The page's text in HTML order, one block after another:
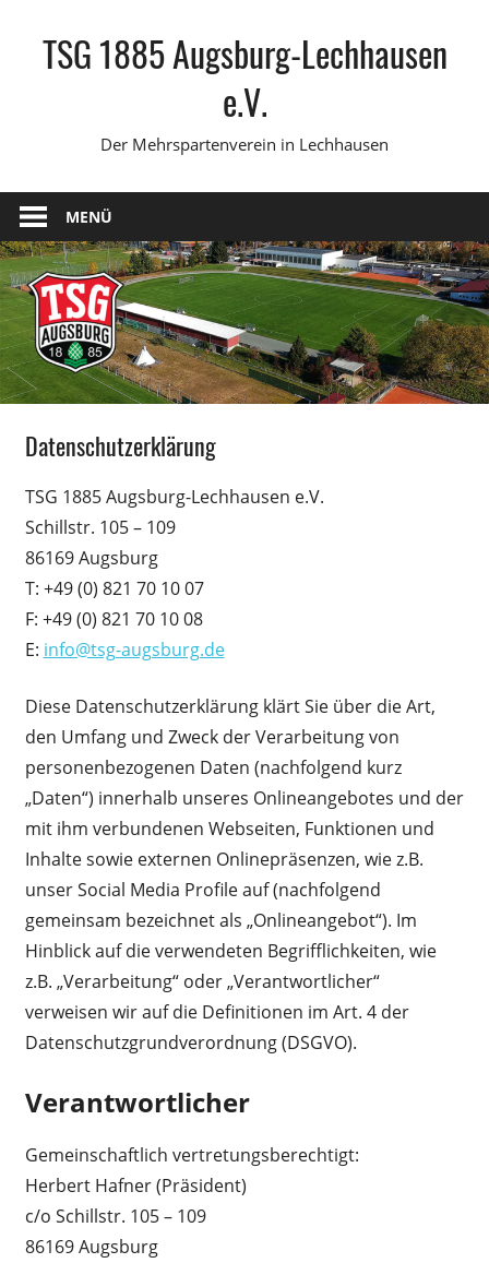
springenTSG 1885 Augsburg-Lechhausen
e.V.
Der Mehrspartenverein in Lechhausen
MENÜ
Datenschutzerklärung
TSG 1885 Augsburg-Lechhausen e.V.
Schillstr. 105 – 109
86169 Augsburg
T: +49 (0) 821 70 10 07
F: +49 (0) 821 70 10 08
E: info@tsg-augsburg.de
Diese Datenschutzerklärung klärt Sie über die Art,
den Umfang und Zweck der Verarbeitung von
personenbezogenen Daten (nachfolgend kurz
„Daten“) innerhalb unseres Onlineangebotes und der
mit ihm verbundenen Webseiten, Funktionen und
Inhalte sowie externen Onlinepräsenzen, wie z.B.
unser Social Media Profile auf (nachfolgend
gemeinsam bezeichnet als „Onlineangebot“). Im
Hinblick auf die verwendeten Begrifflichkeiten, wie
z.B. „Verarbeitung“ oder „Verantwortlicher“
verweisen wir auf die Definitionen im Art. 4 der
Datenschutzgrundverordnung (DSGVO).
Verantwortlicher
Gemeinschaftlich vertretungsberechtigt:
Herbert Hafner (Präsident)
c/o Schillstr. 105 – 109
86169 Augsburg